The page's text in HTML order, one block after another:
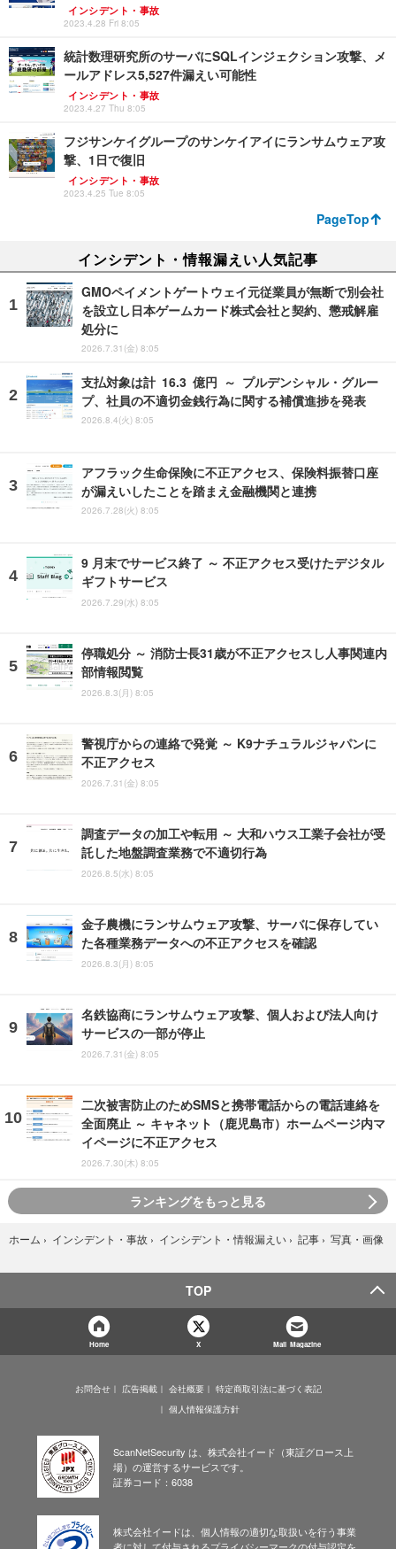
インシデント・事故
2023.4.28 Fri 8:05
統計数理研究所のサーバにSQLインジェクション攻撃、メ
ールアドレス5,527件漏えい可能性
インシデント・事故
2023.4.27 Thu 8:05
フジサンケイグループのサンケイアイにランサムウェア攻
撃、1日で復旧
インシデント・事故
2023.4.25 Tue 8:05
PageTop
インシデント・情報漏えい人気記事
GMOペイメントゲートウェイ元従業員が無断で別会社
を設立し日本ゲームカード株式会社と契約、懲戒解雇
処分に
2026.7.31(金) 8:05
支払対象は計 16.3 億円 ～ プルデンシャル・グルー
プ、社員の不適切金銭行為に関する補償進捗を発表
2026.8.4(火) 8:05
アフラック生命保険に不正アクセス、保険料振替口座
が漏えいしたことを踏まえ金融機関と連携
2026.7.28(火) 8:05
9 月末でサービス終了 ～ 不正アクセス受けたデジタル
ギフトサービス
2026.7.29(水) 8:05
停職処分 ～ 消防士長31歳が不正アクセスし人事関連内
部情報閲覧
2026.8.3(月) 8:05
警視庁からの連絡で発覚 ～ K9ナチュラルジャパンに
不正アクセス
2026.7.31(金) 8:05
調査データの加工や転用 ～ 大和ハウス工業子会社が受
託した地盤調査業務で不適切行為
2026.8.5(水) 8:05
金子農機にランサムウェア攻撃、サーバに保存してい
た各種業務データへの不正アクセスを確認
2026.8.3(月) 8:05
名鉄協商にランサムウェア攻撃、個人および法人向け
サービスの一部が停止
2026.7.31(金) 8:05
二次被害防止のためSMSと携帯電話からの電話連絡を
全面廃止 ～ キャネット（鹿児島市）ホームページ内マ
イページに不正アクセス
2026.7.30(木) 8:05
ランキングをもっと見る
ホーム › インシデント・事故 › インシデント・情報漏えい › 記事 › 写真・画像
TOP
Home X Mail Magazine
お問合せ 広告掲載 会社概要
特定商取引法に基づく表記
個人情報保護方針
ScanNetSecurity は、株式会社イード（東証グロース上
場）の運営するサービスです。
証券コード：6038
株式会社イードは、個人情報の適切な取扱いを行う事業